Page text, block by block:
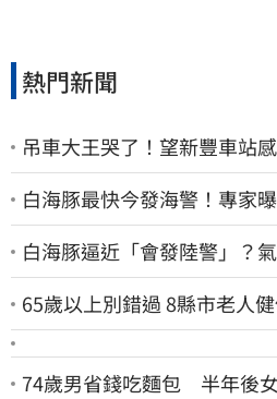
熱門新聞
吊車大王哭了！望新豐車站
白海豚最快今發海警！專家
白海豚逼近「會發陸警」？
65歲以上別錯過 8縣市老人
74歲男省錢吃麵包 半年後